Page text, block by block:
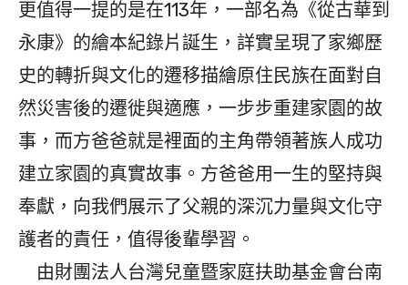
更值得一提的是在113年，一部名為《從古華到
永康》的繪本紀錄片誕生，詳實呈現了家鄉歷
史的轉折與文化的遷移描繪原住民族在面對自
然災害後的遷徙與適應，一步步重建家園的故
事，而方爸爸就是裡面的主角帶領著族人成功
建立家園的真實故事。方爸爸用一生的堅持與
奉獻，向我們展示了父親的深沉力量與文化守
護者的責任，值得後輩學習。
由財團法人台灣兒童暨家庭扶助基金會台南